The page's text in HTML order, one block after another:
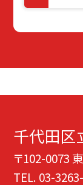
千代田区
〒102-0073
TEL. 03-